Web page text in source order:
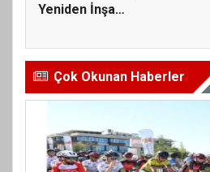
Yeniden İnşa
Çok Okunan Haberler